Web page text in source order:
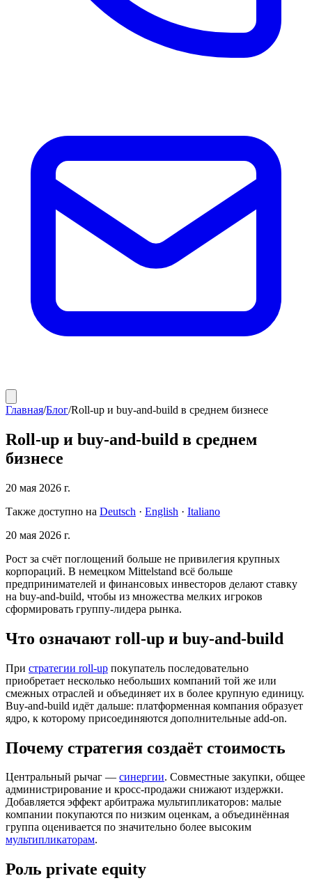
Главная/Блог/Roll-up и buy-and-build в среднем бизнесе
Roll-up и buy-and-build в среднем
бизнесе
20 мая 2026 г.
Также доступно на Deutsch · English · Italiano
20 мая 2026 г.
Рост за счёт поглощений больше не привилегия крупных
корпораций. В немецком Mittelstand всё больше
предпринимателей и финансовых инвесторов делают ставку
на buy-and-build, чтобы из множества мелких игроков
сформировать группу-лидера рынка.
Что означают roll-up и buy-and-build
При стратегии roll-up покупатель последовательно
приобретает несколько небольших компаний той же или
смежных отраслей и объединяет их в более крупную единицу.
Buy-and-build идёт дальше: платформенная компания образует
ядро, к которому присоединяются дополнительные add-on.
Почему стратегия создаёт стоимость
Центральный рычаг — синергии. Совместные закупки, общее
администрирование и кросс-продажи снижают издержки.
Добавляется эффект арбитража мультипликаторов: малые
компании покупаются по низким оценкам, а объединённая
группа оценивается по значительно более высоким
мультипликаторам.
Роль private equity